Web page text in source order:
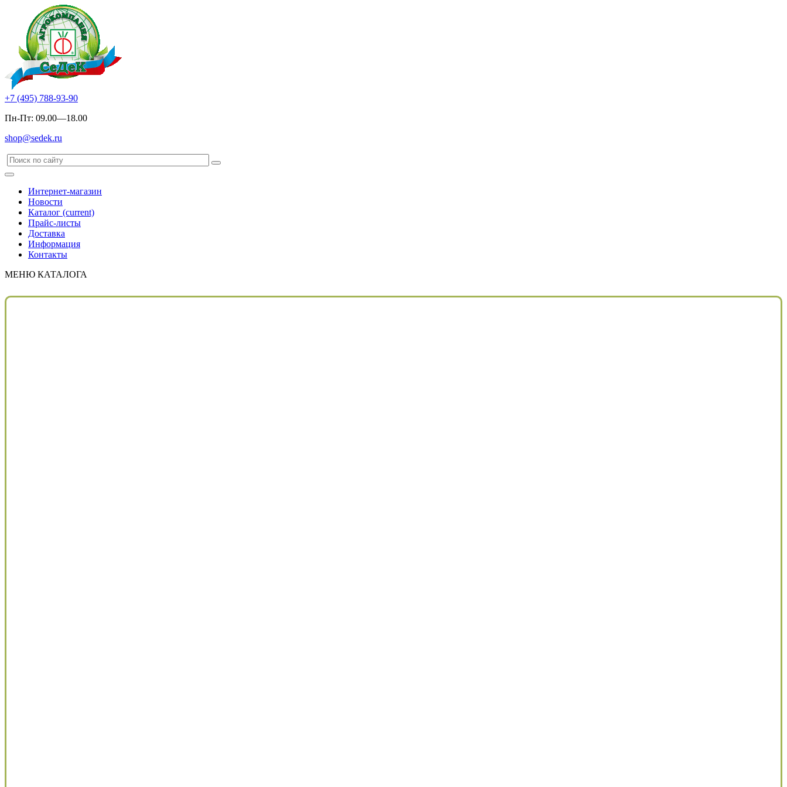
+7 (495) 788-93-90
Пн-Пт: 09.00—18.00
shop@sedek.ru
Интернет-магазин
Новости
Каталог (current)
Прайс-листы
Доставка
Информация
Контакты
МЕНЮ КАТАЛОГА